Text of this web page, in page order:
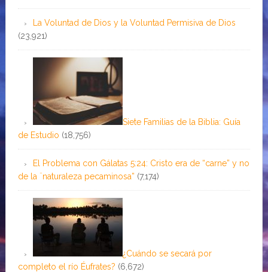
La Voluntad de Dios y la Voluntad Permisiva de Dios
(23,921)
Siete Familias de la Biblia: Guía
de Estudio (18,756)
El Problema con Gálatas 5:24: Cristo era de “carne” y no
de la ¨naturaleza pecaminosa” (7,174)
¿Cuándo se secará por
completo el río Éufrates? (6,672)